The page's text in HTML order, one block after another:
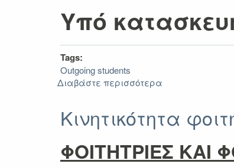
Υπό
Tags:
Outgoing students
Διαβάστε περισσότερα
Κινητικότητα
ΦΟΙΤΗΤΡΙΕΣ ΚΑΙ